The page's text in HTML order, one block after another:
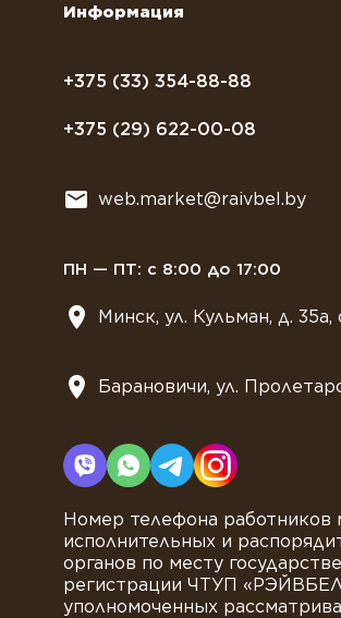
+375 (33) 354-88-88
+375 (29) 622-00-08
web.market@raivbel.by
ПН — ПТ: с 8:00 до 17:00
Минск, ул. Кульман, д. 35а,
Барановичи, ул.
Номер телефона работников
исполнительных и
органов по месту
регистрации ЧТУП
уполномоченных
Информация
Договор оферты